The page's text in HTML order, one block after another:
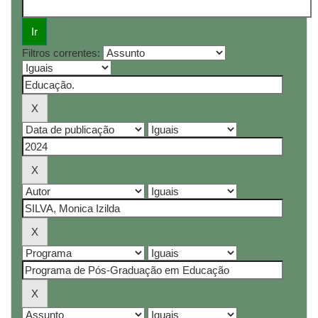
Filtros correntes: